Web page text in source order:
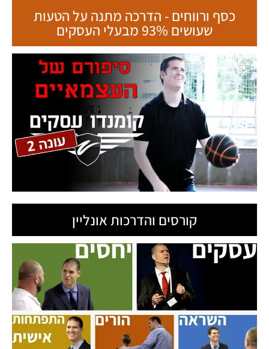
כסף ורווחים - הדרכה מתנה על הטעות
שעושים 93% מבעלי העסקים
קורסים והדרכות אונליין